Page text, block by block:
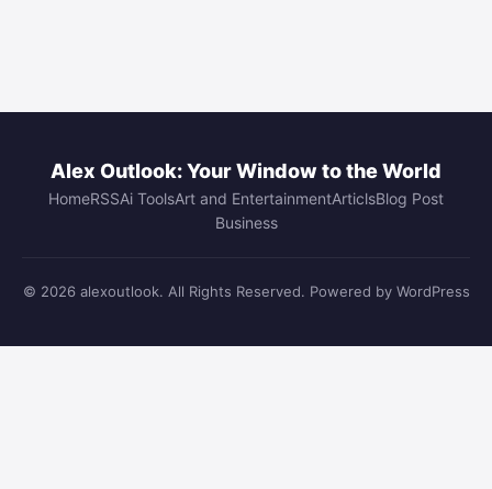
Alex Outlook: Your Window to the World
HomeRSSAi ToolsArt and EntertainmentArticlsBlog Post
Business
© 2026 alexoutlook. All Rights Reserved. Powered by WordPress